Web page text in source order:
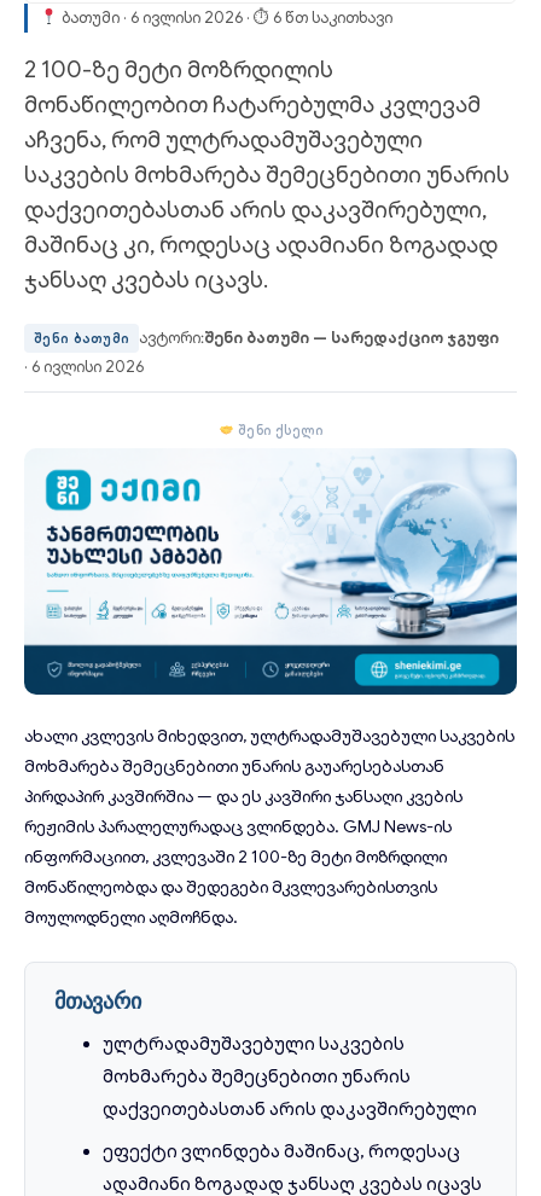
ბათუმი · 6 ივლისი 2026 · ⏱ 6 წთ საკითხავი
2 100-ზე მეტი მოზრდილის
მონაწილეობით ჩატარებულმა კვლევამ
აჩვენა, რომ ულტრადამუშავებული
საკვების მოხმარება შემეცნებითი უნარის
დაქვეითებასთან არის დაკავშირებული,
მაშინაც კი, როდესაც ადამიანი ზოგადად
ჯანსაღ კვებას იცავს.
შენი ბათუმი ავტორი:შენი ბათუმი — სარედაქციო ჯგუფი
· 6 ივლისი 2026
შენი ქსელი
ახალი კვლევის მიხედვით, ულტრადამუშავებული საკვების
მოხმარება შემეცნებითი უნარის გაუარესებასთან
პირდაპირ კავშირშია — და ეს კავშირი ჯანსაღი კვების
რეჟიმის პარალელურადაც ვლინდება. GMJ News-ის
ინფორმაციით, კვლევაში 2 100-ზე მეტი მოზრდილი
მონაწილეობდა და შედეგები მკვლევარებისთვის
მოულოდნელი აღმოჩნდა.
მთავარი
ულტრადამუშავებული საკვების
მოხმარება შემეცნებითი უნარის
დაქვეითებასთან არის დაკავშირებული
ეფექტი ვლინდება მაშინაც, როდესაც
ადამიანი ზოგადად ჯანსაღ კვებას იცავს